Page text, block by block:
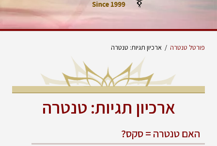
פורטל טנטרה / ארכיון תגיות: טנטרה
ארכיון תגיות: טנטרה
האם טנטרה = סקס?